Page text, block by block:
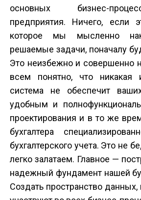
основных бизнес-
предприятия. Ничего, если
которое мы мысленно
решаемые задачи, поначалу
Это неизбежно и совершенно
всем понятно, что никакая
система не обеспечит
удобным и
проектирования и в то же
бухгалтера
бухгалтерского учета. Это не
легко залатаем. Главное —
надежный фундамент нашей
Создать пространство данных,